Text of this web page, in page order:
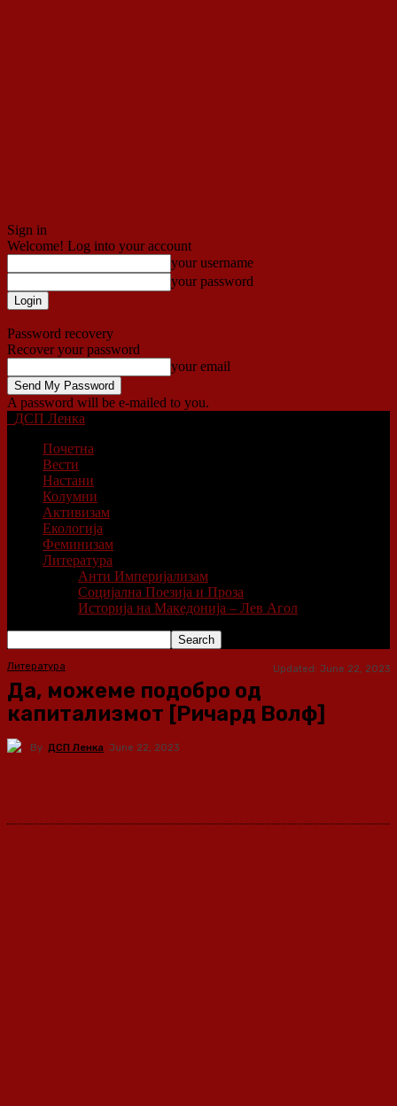
Sign in
Welcome! Log into your account
your username
your password
Password recovery
Recover your password
your email
A password will be e-mailed to you.
ДСП Ленка
Почетна
Вести
Настани
Колумни
Активизам
Екологија
Феминизам
Литература
Анти Империјализам
Социјална Поезија и Проза
Историја на Македонија – Лев Агол
Литература Updated: June 22, 2023
Да, можеме подобро од
капитализмот [Ричард Волф]
By ДСП Ленка June 22, 2023